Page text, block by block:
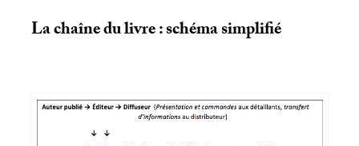
La chaîne du livre : schéma simplifié